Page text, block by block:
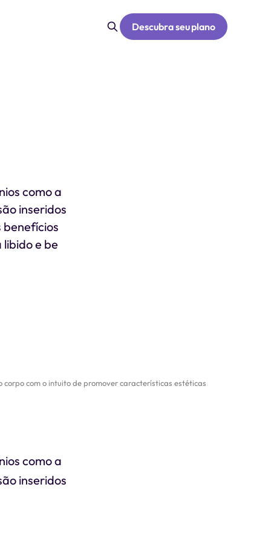
Descubra seu plano
como a
inseridos
benefícios
e be
com o intuito de promover características estéticas
como a
inseridos